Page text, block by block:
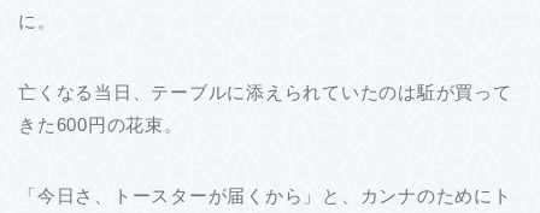
に。
亡くなる当日、テーブルに添えられていたのは駈が買って
きた600円の花束。
「今日さ、トースターが届くから」と、カンナのためにト